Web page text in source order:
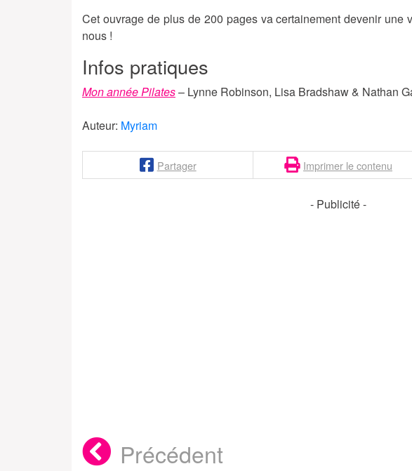
Cet ouvrage de plus de 200 pages va certainement devenir une
nous !
Infos pratiques
Mon année Pilates– Lynne Robinson, Lisa Bradshaw & Nathan
Auteur: Myriam
Partager Imprimer le contenu
- Publicité -
Précédent